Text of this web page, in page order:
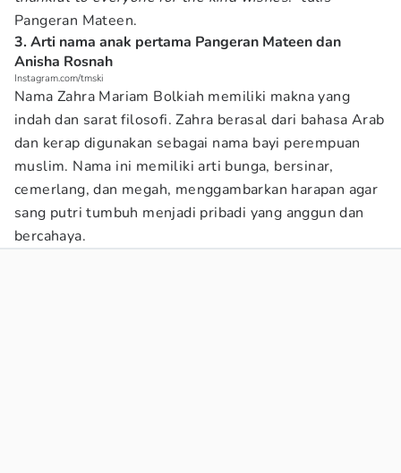
Pangeran Mateen.
3. Arti nama anak pertama Pangeran Mateen dan
Anisha Rosnah
Instagram.com/tmski
Nama Zahra Mariam Bolkiah memiliki makna yang
indah dan sarat filosofi. Zahra berasal dari bahasa Arab
dan kerap digunakan sebagai nama bayi perempuan
muslim. Nama ini memiliki arti bunga, bersinar,
cemerlang, dan megah, menggambarkan harapan agar
sang putri tumbuh menjadi pribadi yang anggun dan
bercahaya.